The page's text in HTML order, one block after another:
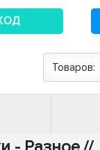
Товаров: